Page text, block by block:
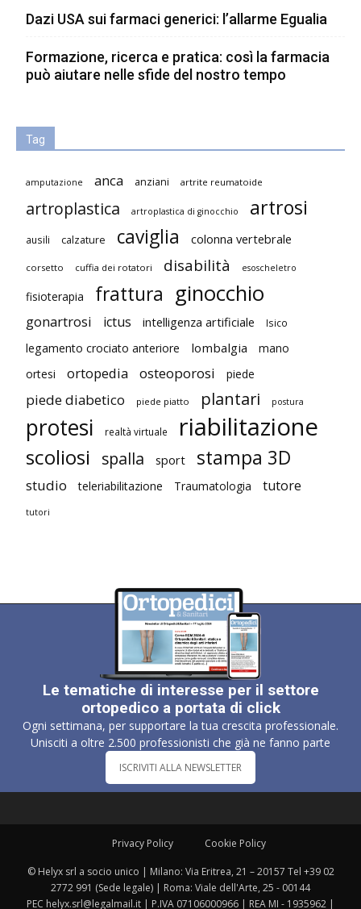
Dazi USA sui farmaci generici: l’allarme Egualia
Formazione, ricerca e pratica: così la farmacia
può aiutare nelle sfide del nostro tempo
Tag
amputazione anca anziani artrite reumatoide
artroplastica artroplastica di ginocchio artrosi
ausili calzature caviglia colonna vertebrale
corsetto cuffia dei rotatori disabilità esoscheletro
fisioterapia frattura ginocchio
gonartrosi ictus intelligenza artificiale Isico
legamento crociato anteriore lombalgia
mano
ortesi
ortopedia osteoporosi piede
piede diabetico piede piatto plantari postura
protesi realtà virtuale riabilitazione
scoliosi spalla sport stampa 3D
studio teleriabilitazione Traumatologia tutore
tutori
Le tematiche di interesse per il settore
ortopedico a portata di click
Ogni settimana, per supportare la tua crescita professionale.
Unisciti a oltre 2.500 professionisti che già ne fanno parte
ISCRIVITI ALLA NEWSLETTER
Privacy Policy Cookie Policy
© Helyx srl a socio unico | Milano: Via Eritrea, 21 – 20157 Tel +39 02
2772 991 (Sede legale) | Roma: Viale dell'Arte, 25 - 00144
PEC helyx.srl@legalmail.it | P.IVA 07106000966 | REA MI - 1935962 |